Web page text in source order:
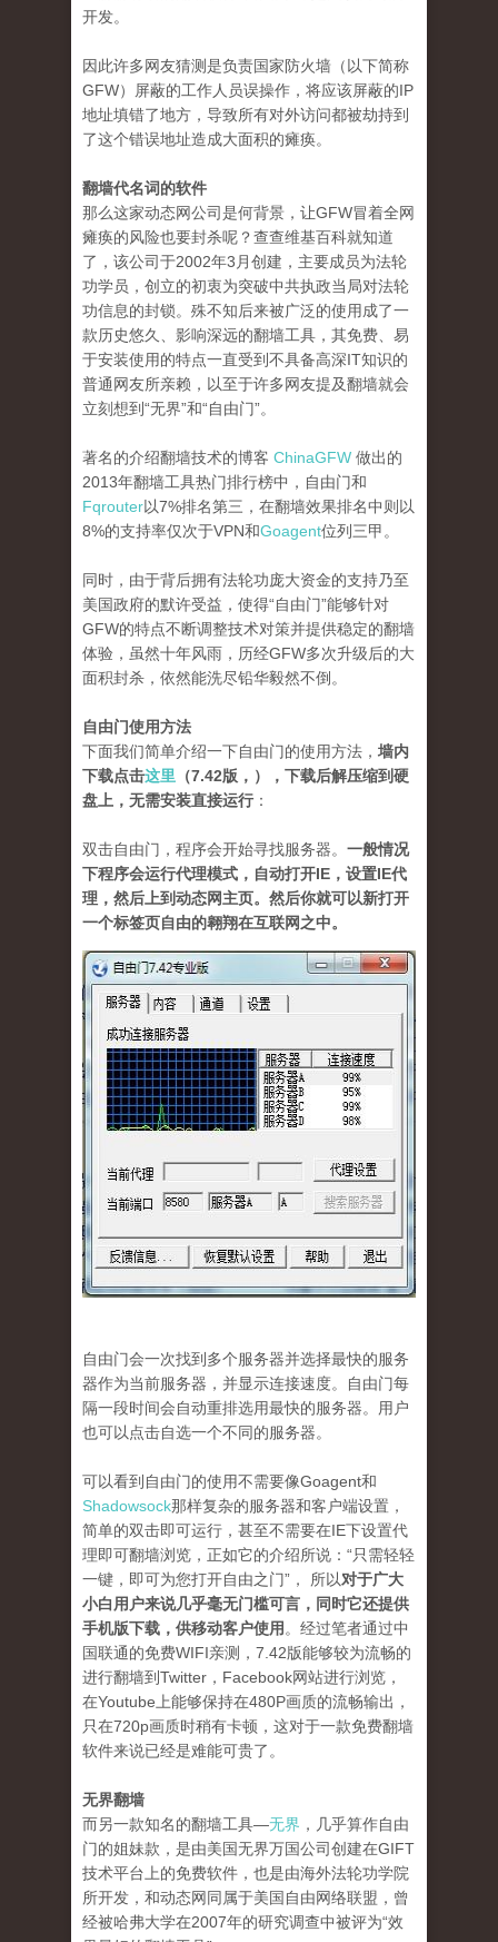
开发。
因此许多网友猜测是负责国家防火墙（以下简称
GFW）屏蔽的工作人员误操作，将应该屏蔽的IP
地址填错了地方，导致所有对外访问都被劫持到
了这个错误地址造成大面积的瘫痪。
翻墙代名词的软件
那么这家动态网公司是何背景，让GFW冒着全网
瘫痪的风险也要封杀呢？查查维基百科就知道
了，该公司于2002年3月创建，主要成员为法轮
功学员，创立的初衷为突破中共执政当局对法轮
功信息的封锁。殊不知后来被广泛的使用成了一
款历史悠久、影响深远的翻墙工具，其免费、易
于安装使用的特点一直受到不具备高深IT知识的
普通网友所亲赖，以至于许多网友提及翻墙就会
立刻想到“无界”和“自由门”。
著名的介绍翻墙技术的博客 ChinaGFW 做出的
2013年翻墙工具热门排行榜中，自由门和
Fqrouter以7%排名第三，在翻墙效果排名中则以
8%的支持率仅次于VPN和Goagent位列三甲。
同时，由于背后拥有法轮功庞大资金的支持乃至
美国政府的默许受益，使得“自由门”能够针对
GFW的特点不断调整技术对策并提供稳定的翻墙
体验，虽然十年风雨，历经GFW多次升级后的大
面积封杀，依然能洗尽铅华毅然不倒。
自由门使用方法
下面我们简单介绍一下自由门的使用方法， 墙内
下载点击这里 （7.42版，），下载后解压缩到硬
盘上，无需安装直接运行 ：
双击自由门，程序会开始寻找服务器。 一般情况
下程序会运行代理模式，自动打开IE，设置IE代
理，然后上到动态网主页。然后你就可以新打开
一个标签页自由的翱翔在互联网之中。
自由门会一次找到多个服务器并选择最快的服务
器作为当前服务器，并显示连接速度。自由门每
隔一段时间会自动重排选用最快的服务器。用户
也可以点击自选一个不同的服务器。
可以看到自由门的使用不需要像Goagent和
Shadowsock那样复杂的服务器和客户端设置，
简单的双击即可运行，甚至不需要在IE下设置代
理即可翻墙浏览，正如它的介绍所说：“只需轻轻
一键，即可为您打开自由之门”， 所以对于广大
小白用户来说几乎毫无门槛可言，同时它还提供
手机版下载，供移动客户使用 。经过笔者通过中
国联通的免费WIFI亲测，7.42版能够较为流畅的
进行翻墙到Twitter，Facebook网站进行浏览，
在Youtube上能够保持在480P画质的流畅输出，
只在720p画质时稍有卡顿，这对于一款免费翻墙
软件来说已经是难能可贵了。
无界翻墙
而另一款知名的翻墙工具—无界 ，几乎算作自由
门的姐妹款，是由美国无界万国公司创建在GIFT
技术平台上的免费软件，也是由海外法轮功学院
所开发，和动态网同属于美国自由网络联盟，曾
经被哈弗大学在2007年的研究调查中被评为“效